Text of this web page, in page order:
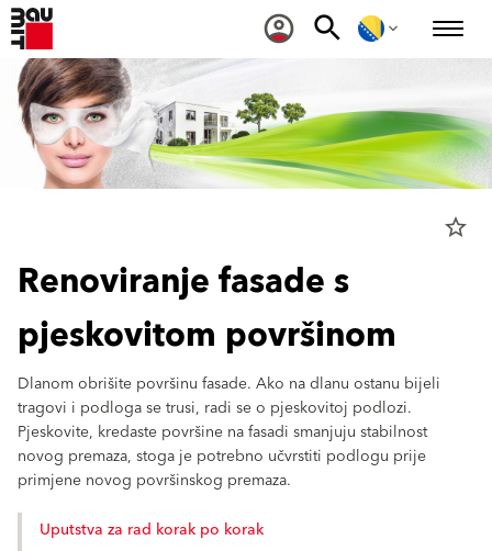
star_border
Renoviranje fasade s
pjeskovitom površinom
Dlanom obrišite površinu fasade. Ako na dlanu ostanu bijeli
tragovi i podloga se trusi, radi se o pjeskovitoj podlozi.
Pjeskovite, kredaste površine na fasadi smanjuju stabilnost
novog premaza, stoga je potrebno učvrstiti podlogu prije
primjene novog površinskog premaza.
Uputstva za rad korak po korak